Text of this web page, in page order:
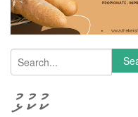
Search form
ކުކުޅު